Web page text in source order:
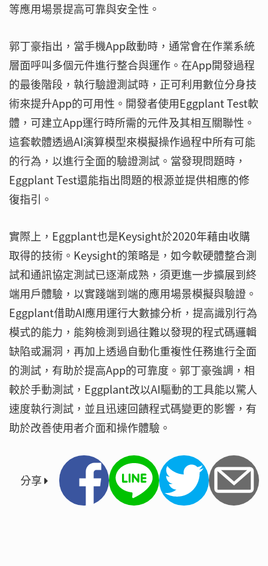
等應用場景提高可靠與安全性。
郭丁豪指出，當手機App啟動時，通常會在作業系統
層面呼叫多個元件進行整合與運作。在App開發過程
的最後階段，執行驗證測試時，正可利用數位分身技
術來提升App的可用性。開發者使用Eggplant Test軟
體，可建立App運行時所需的元件及其相互關聯性。
這套軟體透過AI演算模型來模擬操作過程中所有可能
的行為，以進行全面的驗證測試。當發現問題時，
Eggplant Test還能指出問題的根源並提供相應的修
復指引。
實際上，Eggplant也是Keysight於2020年藉由收購
取得的技術。Keysight的策略是，如今軟硬體整合測
試和通訊協定測試已逐漸成熟，須更進一步擴展到終
端用戶體驗，以實踐端到端的應用場景模擬與驗證。
Eggplant借助AI應用運行大數據分析，提高識別行為
模式的能力，能夠檢測到過往難以發現的程式碼邏輯
缺陷或漏洞，再加上透過自動化重複性任務進行全面
的測試，有助於提高App的可靠度。郭丁豪強調，相
較於手動測試，Eggplant改以AI驅動的工具能以驚人
速度執行測試，並且迅速回饋程式碼變更的影響，有
助於改善使用者介面和操作體驗。
分享